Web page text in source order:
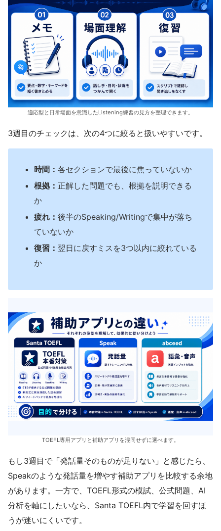
適応型と日常場面を意識したListening練習の見方を整理できます。
3週目のチェックは、次の4つに絞ると扱いやすいです。
時間：各セクションで最後に焦っていないか
根拠： 正解した問題でも、根拠を説明できる
か
疲れ：後半のSpeaking/Writingで集中が落ち
ていないか
復習： 翌日に戻すミスを3つ以内に絞れている
か
TOEFL専用アプリと補助アプリを混同せずに選べます。
もし3週目で「発話量そのものが足りない」と感じたら、
Speakのような発話量を増やす補助アプリを比較する余地
があります。一方で、TOEFL形式の模試、公式問題、AI
分析を軸にしたいなら、Santa TOEFL内で学習を回すほ
うが迷いにくいです。